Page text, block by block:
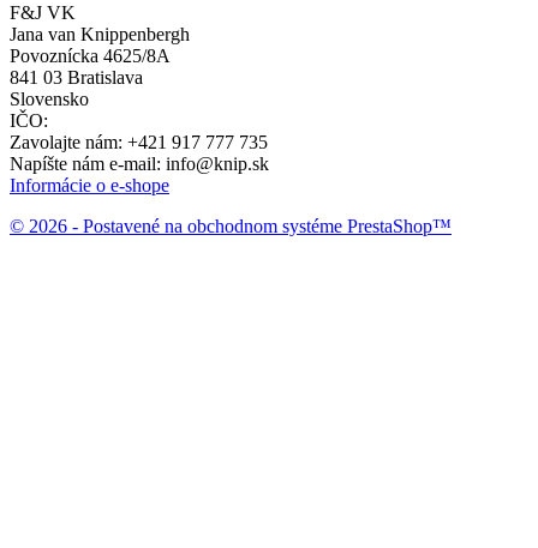
F&J VK
Jana van Knippenbergh
Povoznícka 4625/8A
841 03 Bratislava
Slovensko
IČO:
Zavolajte nám: +421 917 777 735
Napíšte nám e-mail: info@knip.sk
Informácie o e-shope
© 2026 - Postavené na obchodnom systéme PrestaShop™